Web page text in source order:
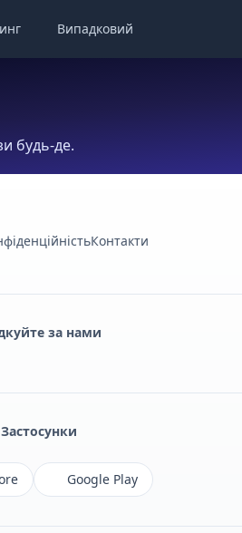
Випадковий
будь-де.
Контакти
за нами
Застосунки
Google Play